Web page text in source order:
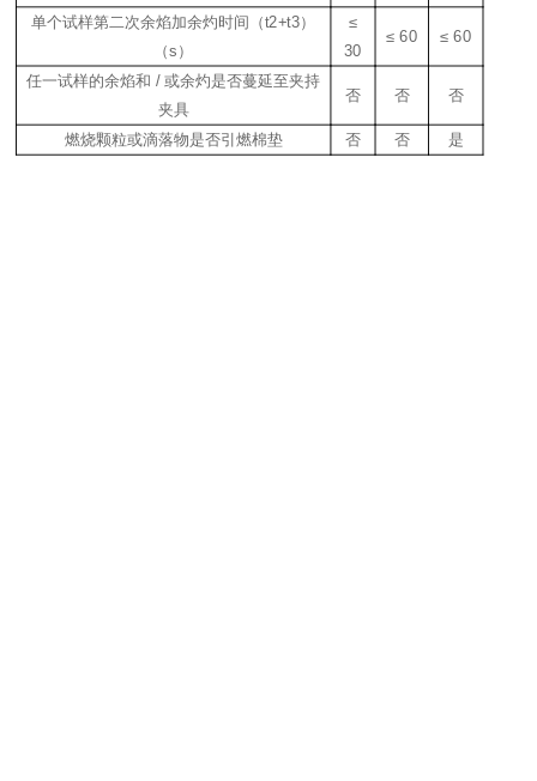
单个试样第二次余焰加余灼时间（t2+t3）
（s ）
≤
30
≤60 ≤60
任一试样的余焰和 /或余灼是否蔓延至夹持
夹具
否 否 否
燃烧颗粒或滴落物是否引燃棉垫 否 否 是